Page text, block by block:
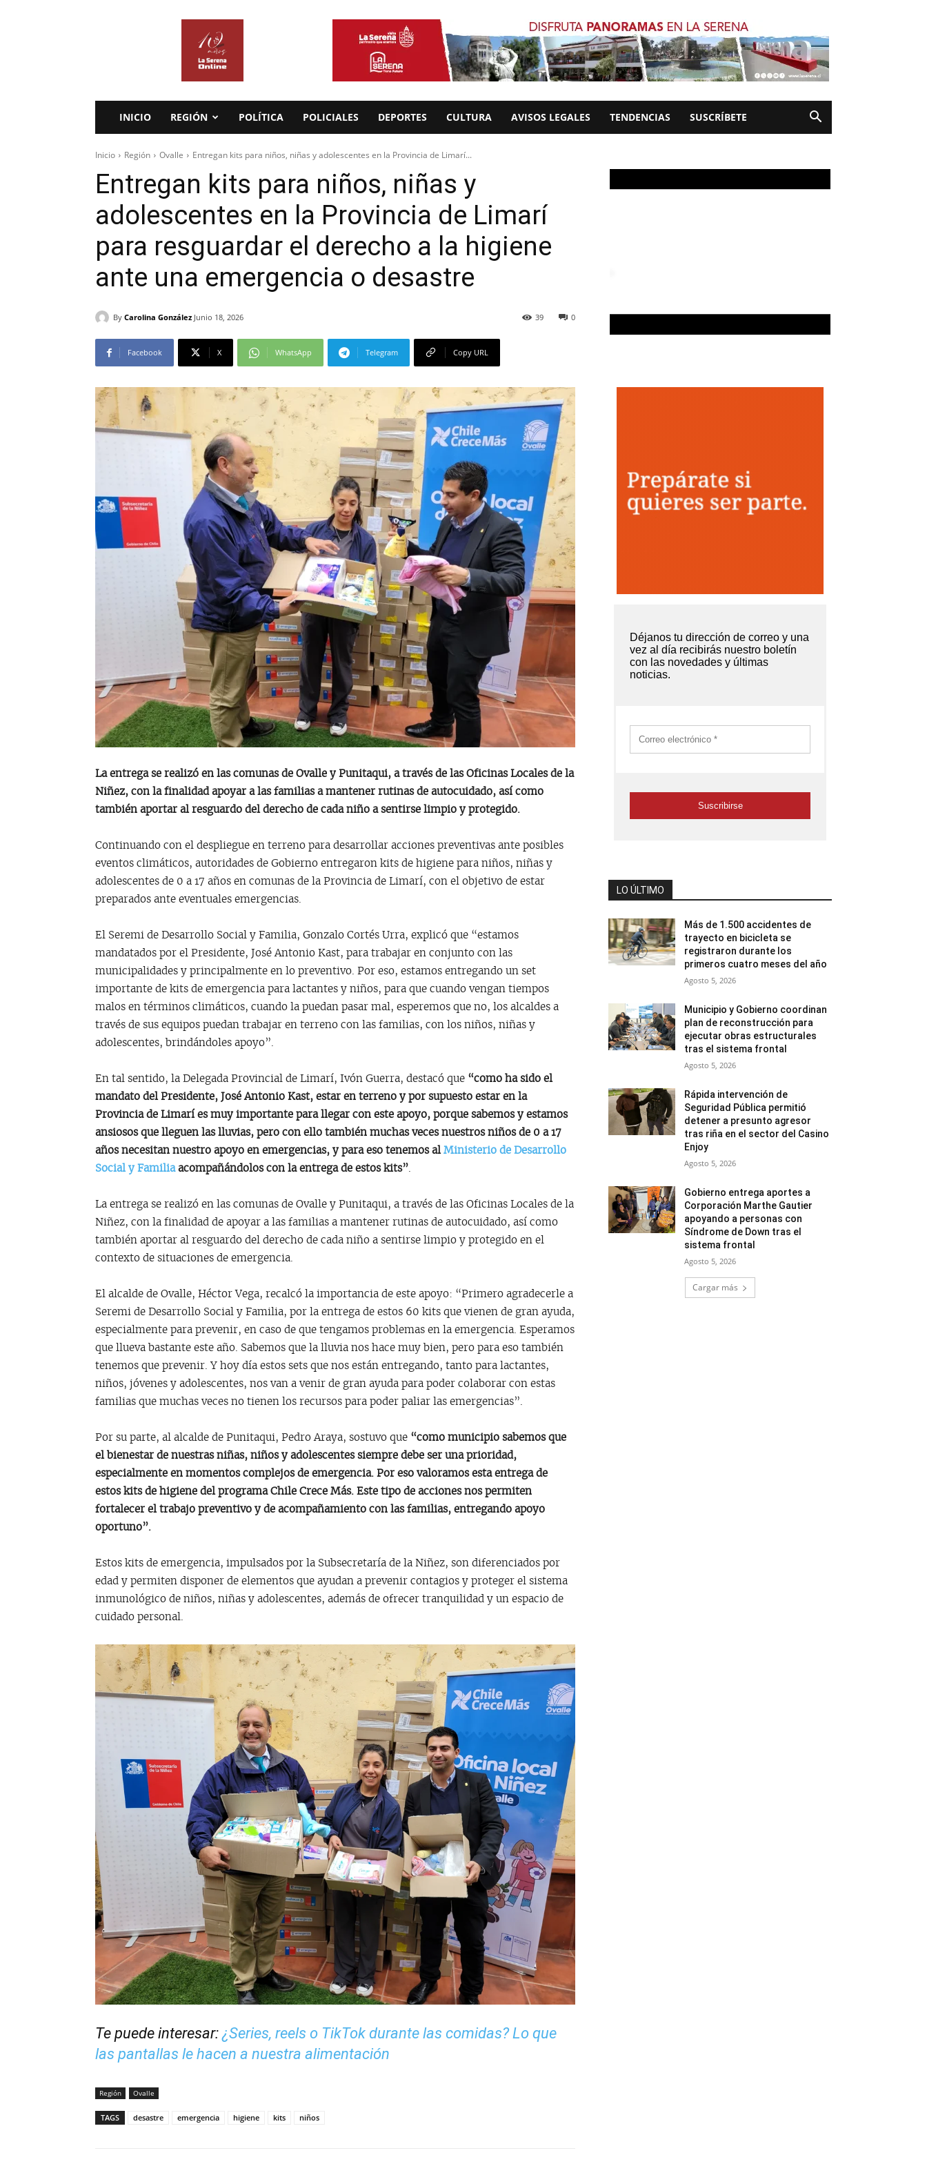
INICIO REGIÓN POLÍTICA POLICIALES DEPORTES CULTURA AVISOS LEGALES TENDENCIAS SUSCRÍBETE
Inicio Región Ovalle Entregan kits para niños, niñas y adolescentes en la Provincia de Limarí...
Entregan kits para niños, niñas y
adolescentes en la Provincia de Limarí
para resguardar el derecho a la higiene
ante una emergencia o desastre
By Carolina González Junio 18, 2026 0
39
Facebook X WhatsApp Telegram Copy URL
La entrega se realizó en las comunas de Ovalle y Punitaqui, a través de las Oficinas Locales de la
Niñez, con la finalidad apoyar a las familias a mantener rutinas de autocuidado, así como
también aportar al resguardo del derecho de cada niño a sentirse limpio y protegido.
Continuando con el despliegue en terreno para desarrollar acciones preventivas ante posibles
eventos climáticos, autoridades de Gobierno entregaron kits de higiene para niños, niñas y
adolescentes de 0 a 17 años en comunas de la Provincia de Limarí, con el objetivo de estar
preparados ante eventuales emergencias.
El Seremi de Desarrollo Social y Familia, Gonzalo Cortés Urra, explicó que “estamos
mandatados por el Presidente, José Antonio Kast, para trabajar en conjunto con las
municipalidades y principalmente en lo preventivo. Por eso, estamos entregando un set
importante de kits de emergencia para lactantes y niños, para que cuando vengan tiempos
malos en términos climáticos, cuando la puedan pasar mal, esperemos que no, los alcaldes a
través de sus equipos puedan trabajar en terreno con las familias, con los niños, niñas y
adolescentes, brindándoles apoyo”.
En tal sentido, la Delegada Provincial de Limarí, Ivón Guerra, destacó que “como ha sido el
mandato del Presidente, José Antonio Kast, estar en terreno y por supuesto estar en la
Provincia de Limarí es muy importante para llegar con este apoyo, porque sabemos y estamos
ansiosos que lleguen las lluvias, pero con ello también muchas veces nuestros niños de 0 a 17
años necesitan nuestro apoyo en emergencias, y para eso tenemos al Ministerio de Desarrollo
Social y Familiaacompañándolos con la entrega de estos kits”.
La entrega se realizó en las comunas de Ovalle y Punitaqui, a través de las Oficinas Locales de la
Niñez, con la finalidad de apoyar a las familias a mantener rutinas de autocuidado, así como
también aportar al resguardo del derecho de cada niño a sentirse limpio y protegido en el
contexto de situaciones de emergencia.
El alcalde de Ovalle, Héctor Vega, recalcó la importancia de este apoyo: “Primero agradecerle a
Seremi de Desarrollo Social y Familia, por la entrega de estos 60 kits que vienen de gran ayuda,
especialmente para prevenir, en caso de que tengamos problemas en la emergencia. Esperamos
que llueva bastante este año. Sabemos que la lluvia nos hace muy bien, pero para eso también
tenemos que prevenir. Y hoy día estos sets que nos están entregando, tanto para lactantes,
niños, jóvenes y adolescentes, nos van a venir de gran ayuda para poder colaborar con estas
familias que muchas veces no tienen los recursos para poder paliar las emergencias”.
Por su parte, al alcalde de Punitaqui, Pedro Araya, sostuvo que “como municipio sabemos que
el bienestar de nuestras niñas, niños y adolescentes siempre debe ser una prioridad,
especialmente en momentos complejos de emergencia. Por eso valoramos esta entrega de
estos kits de higiene del programa Chile Crece Más. Este tipo de acciones nos permiten
fortalecer el trabajo preventivo y de acompañamiento con las familias, entregando apoyo
oportuno”.
Estos kits de emergencia, impulsados por la Subsecretaría de la Niñez, son diferenciados por
edad y permiten disponer de elementos que ayudan a prevenir contagios y proteger el sistema
inmunológico de niños, niñas y adolescentes, además de ofrecer tranquilidad y un espacio de
cuidado personal.
Te puede interesar:¿Series, reels o TikTok durante las comidas? Lo que
las pantallas le hacen a nuestra alimentación
Región Ovalle
TAGS desastre emergencia higiene kits niños
LO ÚLTIMO
Más de 1.500 accidentes de
trayecto en bicicleta se
registraron durante los
primeros cuatro meses del año
Agosto 5, 2026
Municipio y Gobierno coordinan
plan de reconstrucción para
ejecutar obras estructurales
tras el sistema frontal
Agosto 5, 2026
Rápida intervención de
Seguridad Pública permitió
detener a presunto agresor
tras riña en el sector del Casino
Enjoy
Agosto 5, 2026
Gobierno entrega aportes a
Corporación Marthe Gautier
apoyando a personas con
Síndrome de Down tras el
sistema frontal
Agosto 5, 2026
Cargar más